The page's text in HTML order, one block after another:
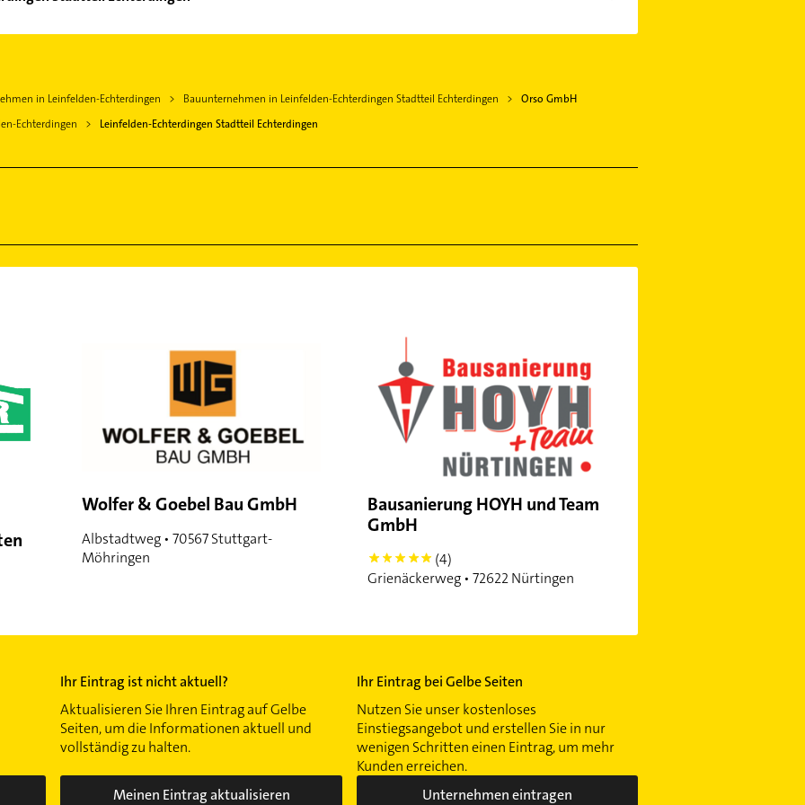
in Leinfelden-Echterdingen Bauunternehmen in Leinfelden-Echterdingen Stadtteil Echterdingen
Orso GmbH
Echterdingen Leinfelden-Echterdingen Stadtteil Echterdingen
Wolfer & Goebel Bau GmbH
Albstadtweg • 70567 Stuttgart-
Möhringen
Bausanierung HOYH und Team
GmbH
5
(4)
Grienäckerweg • 72622 Nürtingen
Ihr Eintrag ist nicht aktuell?
Aktualisieren Sie Ihren Eintrag auf Gelbe
Seiten, um die Informationen aktuell und
vollständig zu halten.
Meinen Eintrag aktualisieren
Ihr Eintrag bei Gelbe Seiten
Nutzen Sie unser kostenloses
Einstiegsangebot und erstellen Sie in nur
wenigen Schritten einen Eintrag, um mehr
Kunden erreichen.
Unternehmen eintragen